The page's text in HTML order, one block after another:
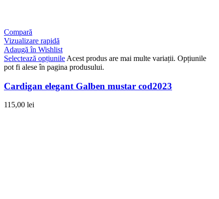
Compară
Vizualizare rapidă
Adaugă în Wishlist
Selectează opțiunile Acest produs are mai multe variații. Opțiunile
pot fi alese în pagina produsului.
Cardigan elegant Galben mustar cod2023
115,00 lei